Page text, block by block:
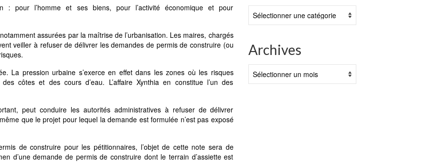
: pour l’homme et ses biens, pour l’activité économique et pour
assurées par la maîtrise de l’urbanisation. Les maires, chargés
veiller à refuser de délivrer les demandes de permis de construire (ou
La pression urbaine s’exerce en effet dans les zones où les risques
côtes et des cours d’eau. L’affaire Xynthia en constitue l’un des
peut conduire les autorités administratives à refuser de délivrer
que le projet pour lequel la demande est formulée n’est pas exposé
de construire pour les pétitionnaires, l’objet de cette note sera de
d’une demande de permis de construire dont le terrain d’assiette est
Archives